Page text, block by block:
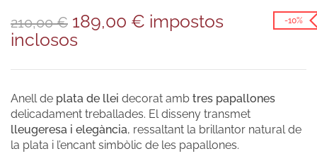
210,00€ 189,00 € impostos
inclosos
-10%
Anell de plata de llei decorat amb tres papallones
delicadament treballades. El disseny transmet
lleugeresa i elegància, ressaltant la brillantor natural de
la plata i l’encant simbòlic de les papallones.